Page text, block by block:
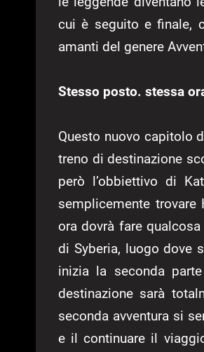
cui è seguito e finale,
amanti del genere
Stesso posto. stessa
Questo nuovo capitolo
treno di destinazione
però l’obbiettivo di
semplicemente
ora dovrà fare
di Syberia, luogo dove
inizia la seconda
destinazione sarà
seconda avventura si
e il continuare il